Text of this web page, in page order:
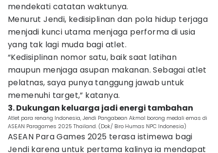
mendekati catatan waktunya.
Menurut Jendi, kedisiplinan dan pola hidup terjaga
menjadi kunci utama menjaga performa di usia
yang tak lagi muda bagi atlet.
“Kedisiplinan nomor satu, baik saat latihan
maupun menjaga asupan makanan. Sebagai atlet
pelatnas, saya punya tanggung jawab untuk
memenuhi target,” katanya.
3. Dukungan keluarga jadi energi tambahan
Atlet para renang Indonesia, Jendi Pangabean Akmal borong medali emas di
ASEAN Paragames 2025 Thailand. (Dok/ Biro Humas NPC Indonesia)
ASEAN Para Games 2025 terasa istimewa bagi
Jendi karena untuk pertama kalinya ia mendapat